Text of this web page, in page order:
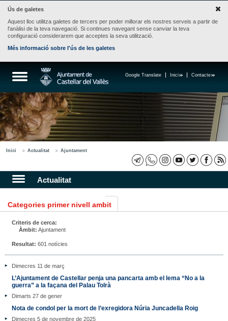
Ús de galetes
Aquest lloc utilitza galetes de tercers per poder millorar els nostres serveis a partir de
l'anàlisi de la teva navegació. Si continues navegant sense canviar la teva
configuració considerarem que acceptes la seva utilització.
Més informació sobre l'ús de les galetes
Contacte
Inici
Google Translate
Inici Actualitat Ajuntament
Actualitat
Categories primer nivell ambit
Criteris de cerca:
Àmbit: Ajuntament
Resultat: 601 notícies
Dimecres 11 de març
L’Ajuntament de Castellar penja una pancarta amb el lema “No a la
guerra” a la façana del Palau Tolrà
Dimarts 27 de gener
Nota de condol per la mort de l’exregidora Núria Juncadella Roig
Dimecres 5 de novembre de 2025